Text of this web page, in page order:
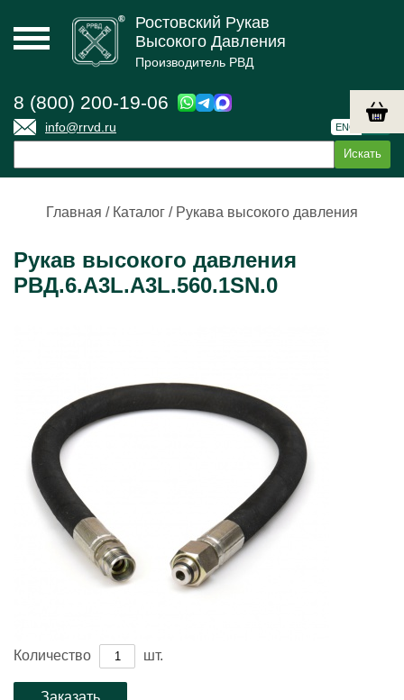
Ростовский Рукав
Высокого Давления
Производитель РВД
8 (800) 200-19-06
info@rrvd.ru ENG
Главная / Каталог / Рукава высокого давления
Рукав высокого давления
РВД.6.А3L.А3L.560.1SN.0
Количество шт.